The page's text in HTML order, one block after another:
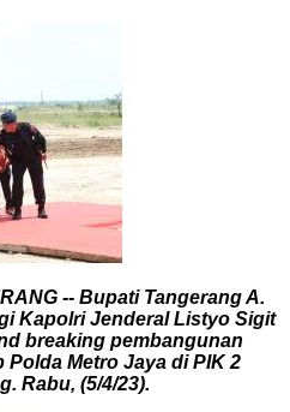
-- Bupati Tangerang A.
Kapolri Jenderal Listyo Sigit
breaking pembangunan
Metro Jaya di PIK 2
Rabu, (5/4/23).